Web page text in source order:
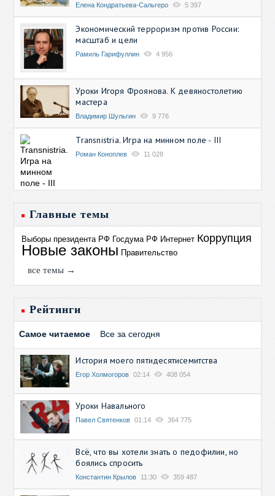
Елена Кондратьева-Сальгеро 5 397
Экономический терроризм против России:
масштаб и цели
Рамиль Гарифуллин 4 956
Уроки Игоря Фроянова. К девяностолетию
мастера
Владимир Шульгин 9 776
Transnistria. Игра на минном поле - III
Роман Коноплев 11 028
Главные темы
Выборы президента РФ Госдума РФ Интернет Коррупция
Новые законы Правительство
все темы →
Рейтинги
Самое читаемое Все за сегодня
История моего пятидесятисемитства
Егор Холмогоров 02:14 408 054
Уроки Навального
Павел Святенков 01:14 364 775
Всё, что вы хотели знать о педофилии, но
боялись спросить
Константин Крылов 11:30 359 487